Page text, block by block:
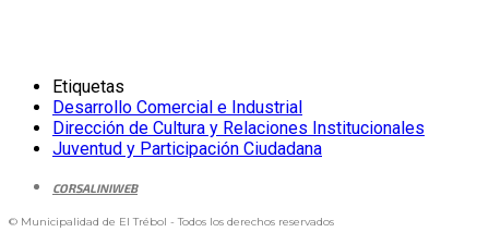
Etiquetas
Desarrollo Comercial e Industrial
Dirección de Cultura y Relaciones Institucionales
Juventud y Participación Ciudadana
CORSALINIWEB
© Municipalidad de El Trébol - Todos los derechos reservados